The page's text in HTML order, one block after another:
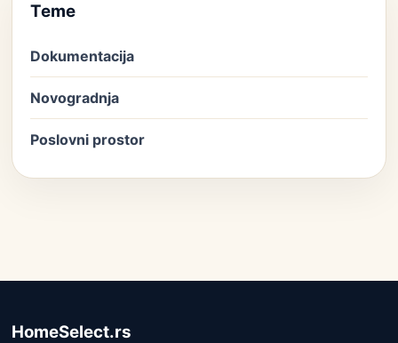
Teme
Dokumentacija
Novogradnja
Poslovni prostor
HomeSelect.rs